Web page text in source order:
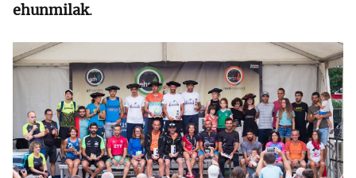
ehunmilak.